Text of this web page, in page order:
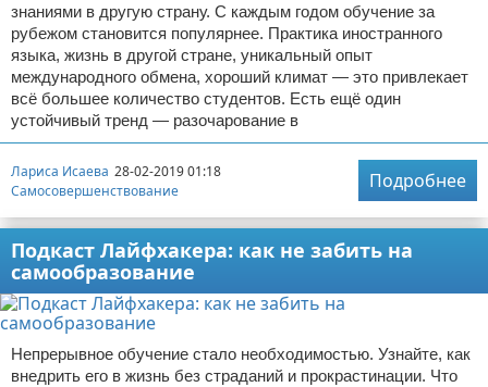
знаниями в другую страну. С каждым годом обучение за
рубежом становится популярнее. Практика иностранного
языка, жизнь в другой стране, уникальный опыт
международного обмена, хороший климат — это привлекает
всё большее количество студентов. Есть ещё один
устойчивый тренд — разочарование в
Лариса Исаева 28-02-2019 01:18
Самосовершенствование
Подробнее
Подкаст Лайфхакера: как не забить на
самообразование
Непрерывное обучение стало необходимостью. Узнайте, как
внедрить его в жизнь без страданий и прокрастинации. Что